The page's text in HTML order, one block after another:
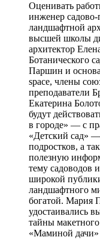
Оценивать
инженер садово-
ландшафтной
высшей школы
архитектор
Ботанического
Паршин и
space, члены
преподаватели
Екатерина
будут
в городе» — с
«Детский сад»
подростков, а
полезную
тему садоводов
широкой
ландшафтного
богатой. Мария
удостаивались
тайны
«Маминой дачи»